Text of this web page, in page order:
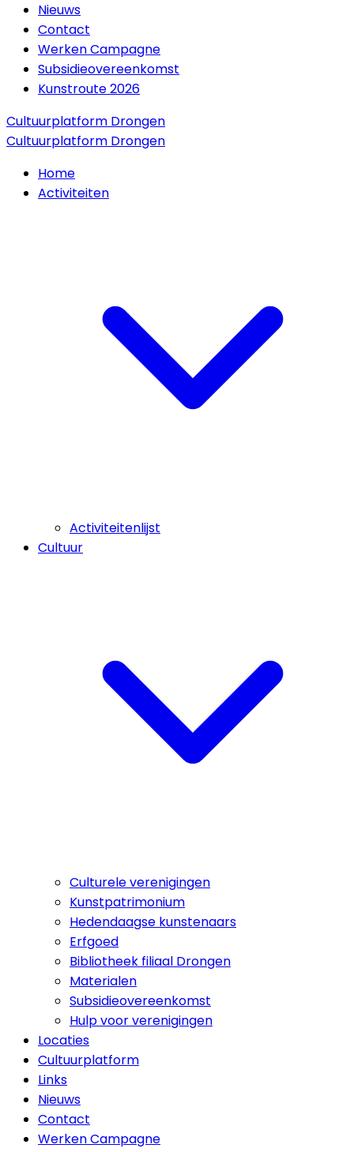
Nieuws
Contact
Werken Campagne
Subsidieovereenkomst
Kunstroute 2026
Cultuurplatform Drongen
Cultuurplatform Drongen
Home
Activiteiten
Activiteitenlijst
Cultuur
Culturele verenigingen
Kunstpatrimonium
Hedendaagse kunstenaars
Erfgoed
Bibliotheek filiaal Drongen
Materialen
Subsidieovereenkomst
Hulp voor verenigingen
Locaties
Cultuurplatform
Links
Nieuws
Contact
Werken Campagne